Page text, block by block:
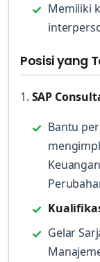
Memiliki
Posisi yang
1. SAP
Bantu
Gelar